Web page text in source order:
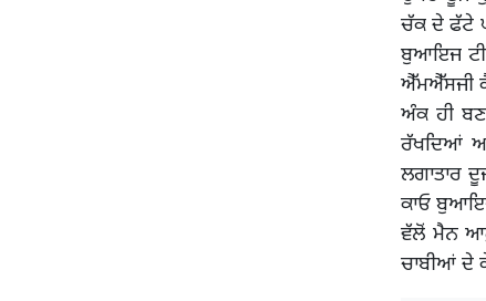
ਚੱਕ ਦੇ ਫੱਟੇ
ਬੁਆਇਜ
ਐੱਮਐੱਸਜੀ
ਅੰਕ ਹੀ
ਰੱਖਦਿਆਂ
ਲਗਾਤਾਰ
ਕਾਓ
ਵੱਲੋਂ ਮੈਨ
ਚਾਬੀਆਂ ਦੇ